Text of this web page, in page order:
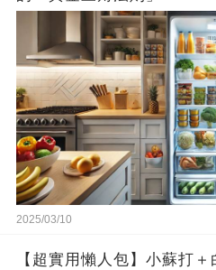
2025/03/10
【超實用懶人包】小蘇打